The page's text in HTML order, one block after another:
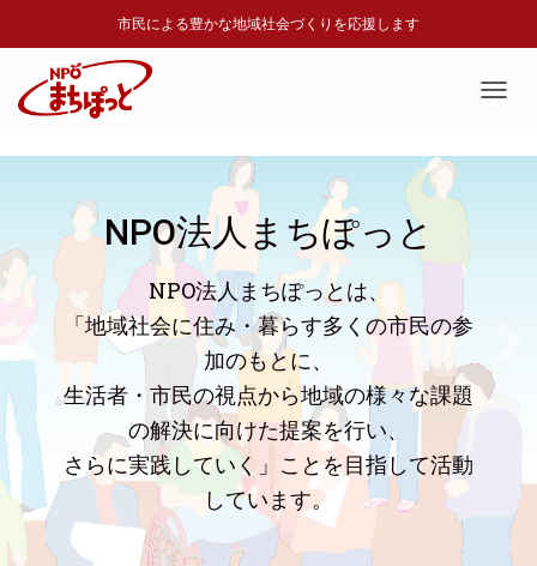
市民による豊かな地域社会づくりを応援します
G
T
NPO法人まちぽっと
NPO法人まちぽっとは、
「地域社会に住み・暮らす多くの市民の参
加のもとに、
生活者・市民の視点から地域の様々な課題
の解決に向けた提案を行い、
さらに実践していく」ことを目指して活動
しています。